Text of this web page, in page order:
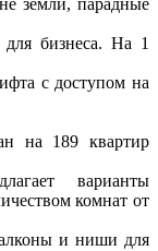
бизнеса. На 1
с доступом на
на 189 квартир
варианты
комнат от
и ниши для